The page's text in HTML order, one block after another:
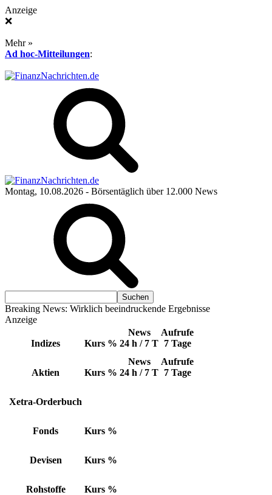
Anzeige
❌
Mehr »
Ad hoc-Mitteilungen:
Montag, 10.08.2026 - Börsentäglich über 12.000 News
Breaking News: Wirklich beeindruckende Ergebnisse
Anzeige
Indizes Kurs %
News
24 h / 7 T
Aufrufe
7 Tage
Aktien Kurs %
News
24 h / 7 T
Aufrufe
7 Tage
Xetra-Orderbuch
Fonds Kurs %
Devisen Kurs %
Rohstoffe Kurs %